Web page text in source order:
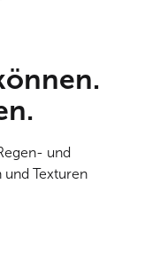
und
Texturen